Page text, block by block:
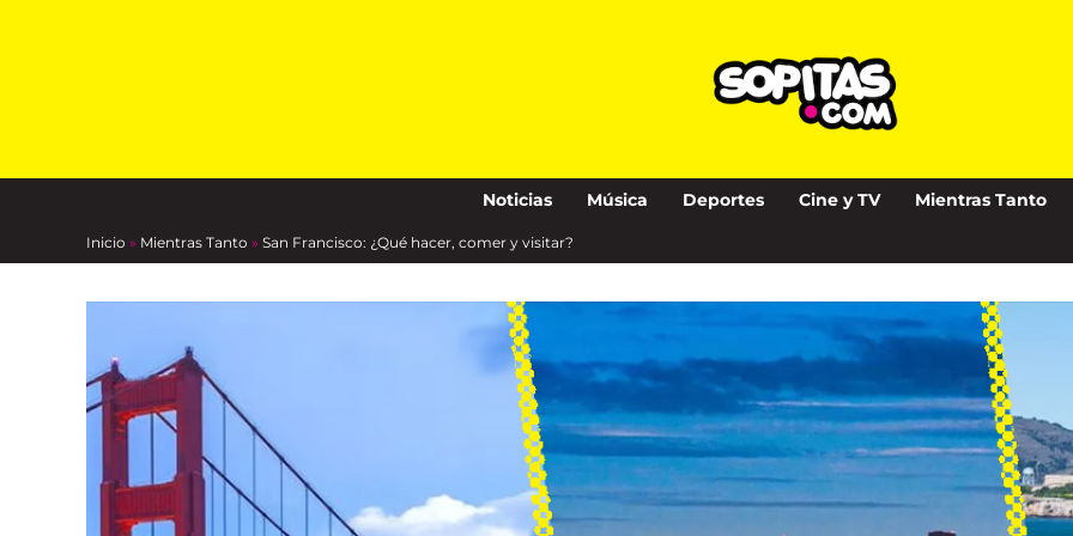
Noticias Música Deportes Cine y TV Mientras Tanto
Inicio » Mientras Tanto » San Francisco: ¿Qué hacer, comer y visitar?